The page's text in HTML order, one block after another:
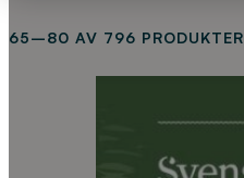
65–80 AV 796 PRODUKTER